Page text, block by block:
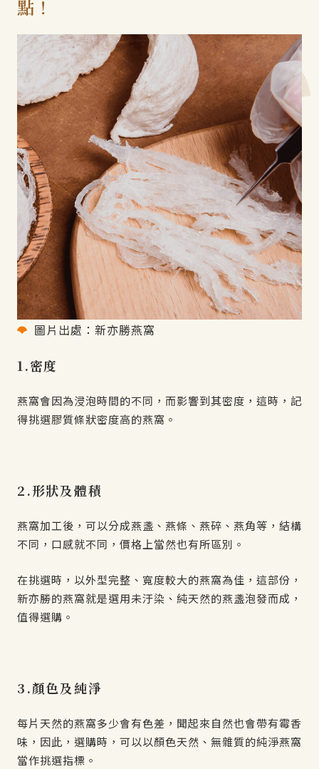
點！
圖片出處：新亦勝燕窩
1.密度
燕窩會因為浸泡時間的不同，而影響到其密度，這時，記
得挑選膠質條狀密度高的燕窩。
2.形狀及體積
燕窩加工後，可以分成燕盞、燕條、燕碎、燕角等，結構
不同，口感就不同，價格上當然也有所區別。
在挑選時，以外型完整、寬度較大的燕窩為佳，這部份，
新亦勝的燕窩就是選用未汙染、純天然的燕盞泡發而成，
值得選購。
3.顏色及純淨
每片天然的燕窩多少會有色差，聞起來自然也會帶有霉香
味，因此，選購時，可以以顏色天然、無雜質的純淨燕窩
當作挑選指標。